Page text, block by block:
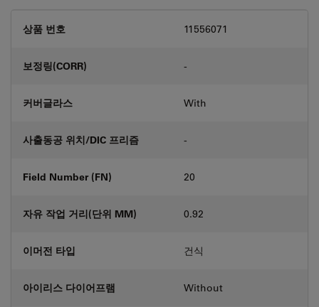
상품 번호 11556071
보정링(CORR) -
커버글라스 With
사출동공 위치/DIC 프리즘 -
Field Number (FN) 20
자유 작업 거리(단위 MM) 0.92
이머전 타입 건식
아이리스 다이어프램 Without